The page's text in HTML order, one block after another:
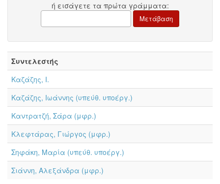
ή εισάγετε τα πρώτα γράμματα:
Συντελεστής
Καζάζης, Ι.
Καζάζης, Ιωάννης (υπεύθ. υποέργ.)
Καντρατζή, Σάρα (μφρ.)
Κλεφτάρας, Γιώργος (μφρ.)
Σηφάκη, Μαρία (υπεύθ. υποέργ.)
Σιάννη, Αλεξάνδρα (μφρ.)